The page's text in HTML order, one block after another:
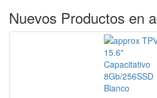
Nuevos Productos en